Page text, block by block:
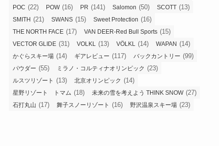
POC (22) POW(16) PR (141) Salomon (50) SCOTT (13)
SMITH (21) SWANS (15) Sweet Protection (16)
THE NORTH FACE (17) VAN DEER-Red Bull Sports (15)
VECTOR GLIDE (31) VOLKL (13) VÖLKL (14) WAPAN (14)
かぐらスキー場 (14) ギアレビュー (117) バックカントリー (99)
パウダー (55) ミラノ・コルティナオリンピック (23)
ルスツリゾート (13) 北京オリンピック (14)
星野リゾート トマム (18) 未来の雪を考えよう THINK SNOW(27)
石打丸山 (17) 舞子スノーリゾート (16) 野沢温泉スキー場 (23)